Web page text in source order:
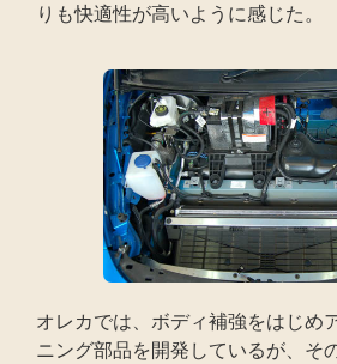
りも快適性が高いように感じた。
オレカでは、ボディ補強をはじめ
ニング部品を開発しているが、そ